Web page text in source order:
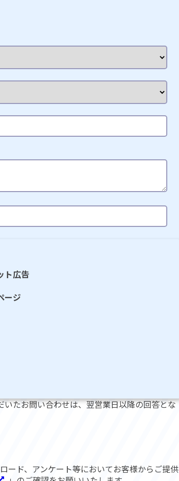
ト広告
ージ
たお問い合わせは、翌営業日以降の回答とな
ード、アンケート等においてお客様からご提供